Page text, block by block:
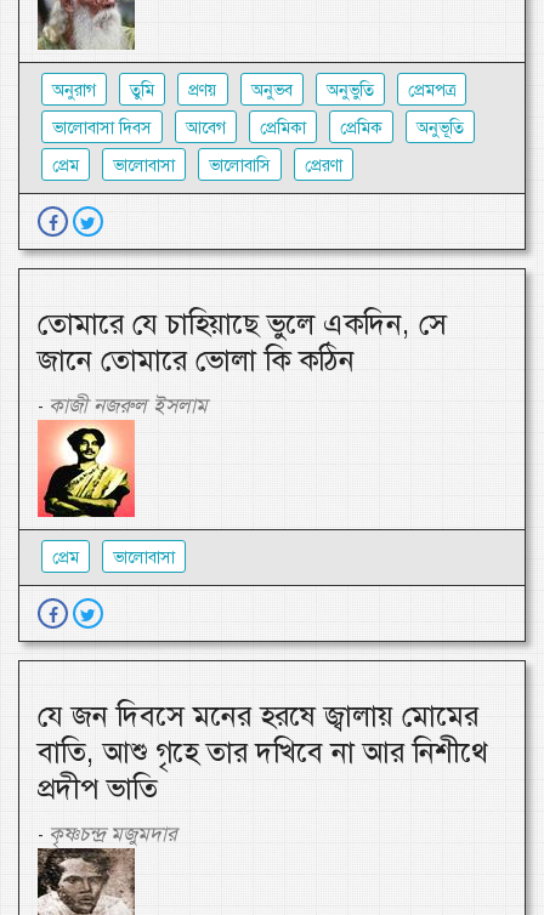
অনুরাগ তুমি প্রণয় অনুভব অনুভুতি
প্রেমপত্র
ভালোবাসা দিবস
আবেগ প্রেমিকা প্রেমিক
অনুভূতি
প্রেম
ভালোবাসা ভালোবাসি প্রেরণা
তোমারে যে চাহিয়াছে ভুলে একদিন, সে
জানে তোমারে ভোলা কি কঠিন
- কাজী নজরুল ইসলাম
প্রেম ভালোবাসা
যে জন দিবসে মনের হরষে জ্বালায় মোমের
বাতি, আশু গৃহে তার দখিবে না আর নিশীথে
প্রদীপ ভাতি
- কৃষ্ণচন্দ্র মজুমদার